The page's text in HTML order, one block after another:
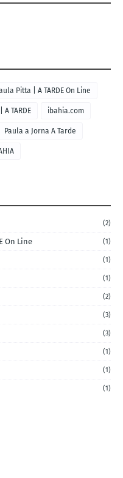
Pitta | A TARDE On Line
TARDE ibahia.com
Paula a Jorna A Tarde
(2)
On Line (1)
(1)
(1)
(2)
(3)
(3)
(1)
(1)
(1)